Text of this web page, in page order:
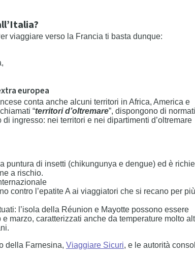
viaggiare verso la Francia ti basta dunque:
europea
conta anche alcuni territori in Africa, America e
“territori d’oltremare”, dispongono di
ingresso: nei territori e nei dipartimenti d’oltremare
puntura di insetti (chikungunya e dengue) ed è
a rischio.
contro l’epatite A ai viaggiatori che si recano per
l’isola della Réunion e Mayotte possono essere
marzo, caratterizzati anche da temperature molto
della Farnesina, Viaggiare Sicuri, e le autorità